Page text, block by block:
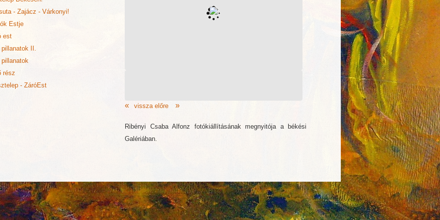
- Zajácz - Várkonyi!
Estje
est
II.
rész
- ZáróEst
vissza előre
Ribényi Csaba Alfonz fotókiállításának megnyitója a békési
Galériában.